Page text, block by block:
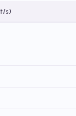
s)